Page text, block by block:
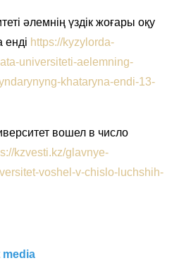
әлемнің үздік жоғары оқу
https://kyzylorda-
universiteti-aelemning-
khataryna-endi-13-
вошел в число
kzvesti.kz/glavnye-
voshel-v-chislo-luchshih-
media